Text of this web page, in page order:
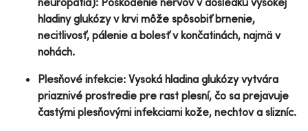
hladiny glukózy v krvi môže spôsobiť brnenie,
necitlivosť, pálenie a bolesť v končatinách, najmä v
nohách.
Plesňové infekcie: Vysoká hladina glukózy vytvára
priaznivé prostredie pre rast plesní, čo sa prejavuje
častými plesňovými infekciami kože, nechtov a slizníc.